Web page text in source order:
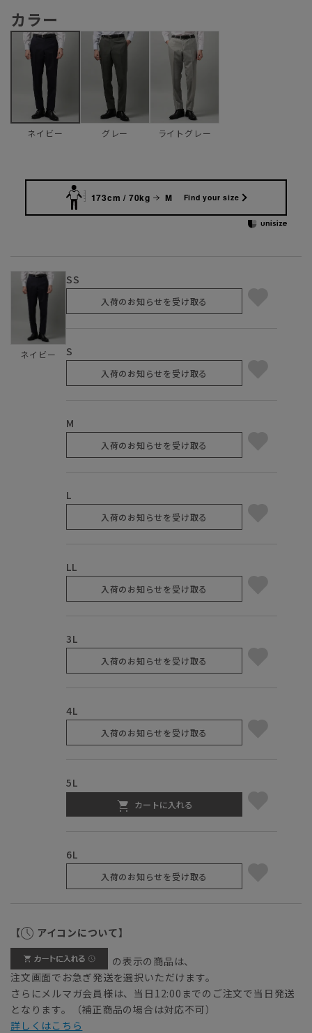
カラー
ネイビー グレー ライトグレー
173cm / 70kg M Find your size
ネイビー
SS
入荷のお知らせを受け取る
S
入荷のお知らせを受け取る
M
入荷のお知らせを受け取る
L
入荷のお知らせを受け取る
LL
入荷のお知らせを受け取る
3L
入荷のお知らせを受け取る
4L
入荷のお知らせを受け取る
5L
カートに入れる
6L
入荷のお知らせを受け取る
【 アイコンについて】
の表示の商品は、
注文画面でお急ぎ発送を選択いただけます。
さらにメルマガ会員様は、当日12:00までのご注文で当日発送
となります。（補正商品の場合は対応不可）
詳しくはこちら